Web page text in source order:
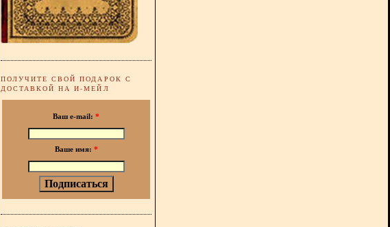
ПОЛУЧИТЕ СВОЙ ПОДАРОК С
ДОСТАВКОЙ НА И-МЕЙЛ
Ваш e-mail: *
Ваше имя: *